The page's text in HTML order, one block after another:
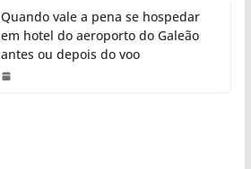
Quando vale a pena se hospedar
em hotel do aeroporto do Galeão
antes ou depois do voo